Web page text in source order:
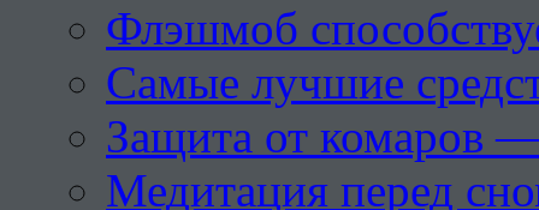
Флэшмоб
Самые лучшие
Защита от комаров
Медитация перед